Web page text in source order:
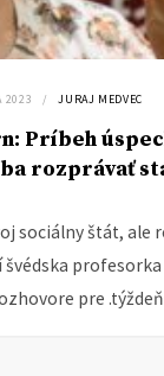
2023 JURAJ MEDVEC
Príbeh
rozprávať
sociálny štát, ale
pre